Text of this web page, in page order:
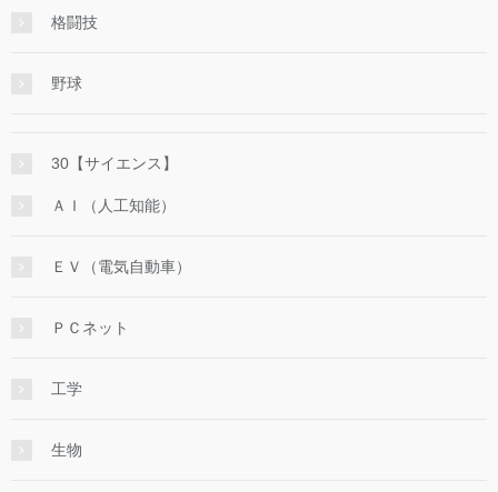
格闘技
野球
30【サイエンス】
ＡＩ（人工知能）
ＥＶ（電気自動車）
ＰＣネット
工学
生物